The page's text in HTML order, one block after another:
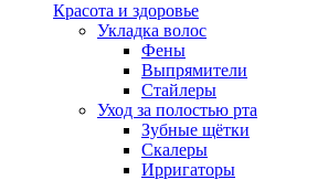
Красота и здоровье
Укладка волос
Фены
Выпрямители
Стайлеры
Уход за полостью рта
Зубные щётки
Скалеры
Ирригаторы